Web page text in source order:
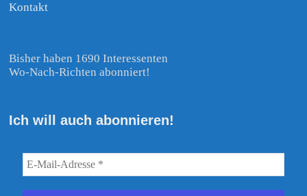
Kontakt
Bisher haben 1690 Interessenten
Wo-Nach-Richten abonniert!
Ich will auch abonnieren!